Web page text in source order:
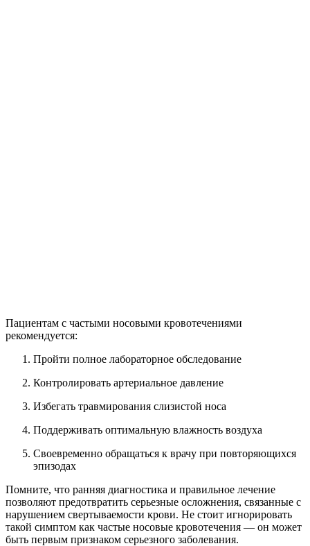
Пациентам с частыми носовыми кровотечениями
рекомендуется:
Пройти полное лабораторное обследование
Контролировать артериальное давление
Избегать травмирования слизистой носа
Поддерживать оптимальную влажность воздуха
Своевременно обращаться к врачу при повторяющихся
эпизодах
Помните, что ранняя диагностика и правильное лечение
позволяют предотвратить серьезные осложнения, связанные с
нарушением свертываемости крови. Не стоит игнорировать
такой симптом как частые носовые кровотечения — он может
быть первым признаком серьезного заболевания.